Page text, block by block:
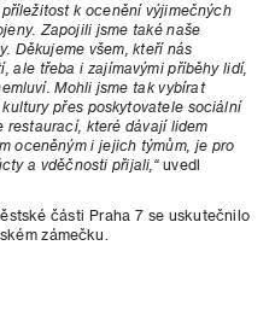
k ocenění výjimečných
Zapojili jsme také naše
Děkujeme všem, kteří nás
ale třeba i zajímavými příběhy lidí,
Mohli jsme tak vybírat
přes poskytovatele sociální
restaurací, které dávají lidem
oceněným i jejich týmům, je pro
a vděčnosti přijali,“uvedl
části Praha 7 se uskutečnilo
zámečku.